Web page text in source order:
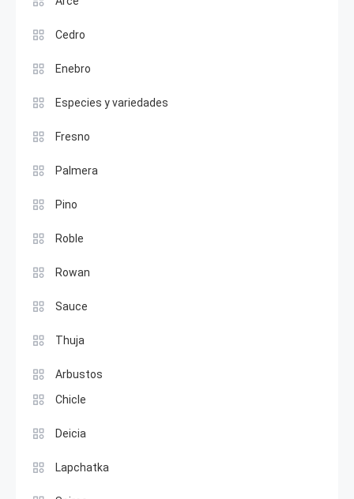
Cedro
Enebro
Especies y variedades
Fresno
Palmera
Pino
Roble
Rowan
Sauce
Thuja
Arbustos
Chicle
Deicia
Lapchatka